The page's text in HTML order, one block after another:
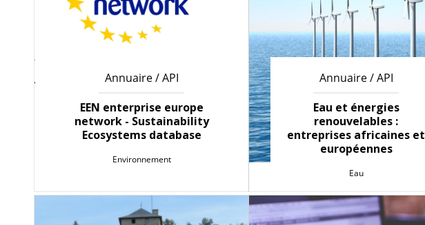
Annuaire / API
EEN enterprise europe
network - Sustainability
Ecosystems database
Environnement
Annuaire / API
Eau et énergies
renouvelables :
entreprises africaines et
européennes
Eau